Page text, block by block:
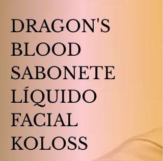
DRAGON'S
BLOOD
SABONETE
LÍQUIDO
FACIAL
KOLOSS